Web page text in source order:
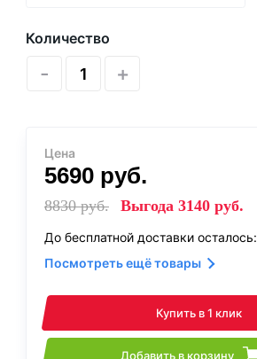
Количество
- +
Цена
5690 руб.
8830руб. Выгода 3140 руб.
До бесплатной доставки осталось:
Посмотреть ещё товары
Купить в 1 клик
Добавить в корзину